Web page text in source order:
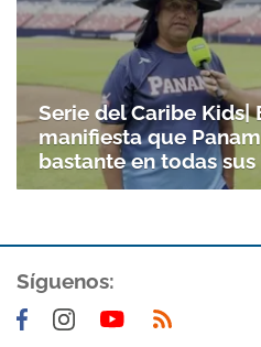
Serie del Caribe
manifiesta que
bastante en todas sus
Síguenos: